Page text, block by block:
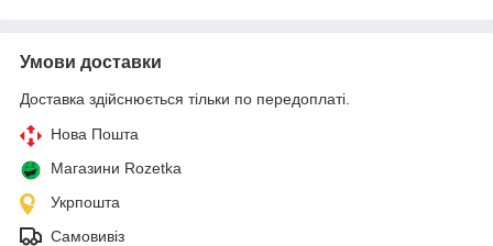
Умови доставки
Доставка здійснюється тільки по передоплаті.
Нова Пошта
Магазини Rozetka
Укрпошта
Самовивіз